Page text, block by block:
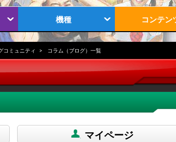
機種 コンテン
コミュニティ コラム（ブログ）一覧
マイページ